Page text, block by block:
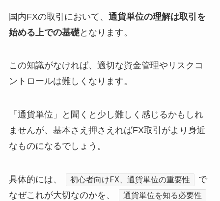
国内FXの取引において、 通貨単位の理解は取引を
始める上での基礎となります。
この知識がなければ、適切な資金管理やリスクコ
ントロールは難しくなります。
「通貨単位」と聞くと少し難しく感じるかもしれ
ませんが、基本さえ押さえればFX取引がより身近
なものになるでしょう。
具体的には、 初心者向けFX、通貨単位の重要性
で
なぜこれが大切なのかを、
通貨単位を知る必要性